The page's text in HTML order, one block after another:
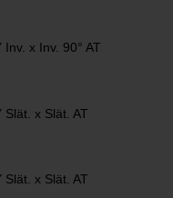
Inv. x Inv. 90° AT
Slät. x Slät. AT
Slät. x Slät. AT